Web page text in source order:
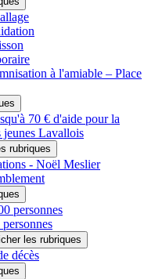
à l'amiable – Place
70 € d'aide pour la
jeunes Lavallois
- Noël Meslier
personnes
décès